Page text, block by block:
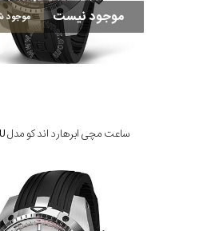
موجود نیست موجود